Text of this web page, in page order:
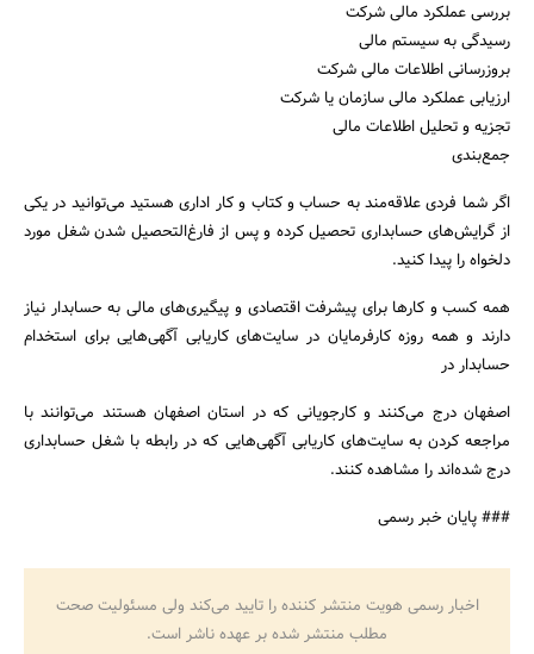
بررسی عملکرد مالی شرکت
رسیدگی به سیستم مالی
بروزرسانی اطلاعات مالی شرکت
ارزیابی عملکرد مالی سازمان یا شرکت
تجزیه و تحلیل اطلاعات مالی
جمع‌بندی
اگر شما فردی علاقه‌مند به حساب و کتاب و کار اداری هستید می‌توانید در یکی
از گرایش‎‌های حسابداری تحصیل کرده و پس از فارغ‌التحصیل شدن شغل مورد
دلخواه را پیدا کنید.
همه کسب و کارها برای پیشرفت اقتصادی و پیگیری‌های مالی به حسابدار نیاز
دارند و همه روزه کارفرمایان در سایت‌های کاریابی آگهی‌هایی برای استخدام
حسابدار در
اصفهان درج می‌کنند و کارجویانی که در استان اصفهان هستند می‌توانند با
مراجعه کردن به سایت‌های کاریابی آگهی‌هایی که در رابطه با شغل حسابداری
درج شده‌اند را مشاهده کنند.
### پایان خبر رسمی
اخبار رسمی هویت منتشر کننده را تایید می‌کند ولی مسئولیت صحت
مطلب منتشر شده بر عهده ناشر است.